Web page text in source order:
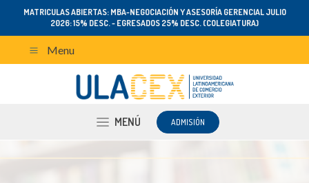
MATRICULAS ABIERTAS: MBA-NEGOCIACIÓN Y ASESORÍA GERENCIAL JULIO
2026: 15% DESC. - EGRESADOS 25% DESC. (COLEGIATURA)
Menu
MENÚ ADMISIÓN